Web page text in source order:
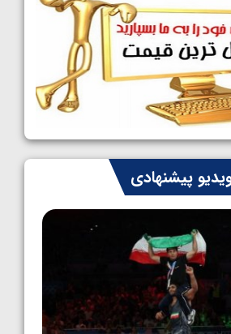
جهان؛ سکوی تیمی
چهار مدال در پنج وزن دوم
جهان
جهان؛ رضایی تنها طلایی
پیشنهادی